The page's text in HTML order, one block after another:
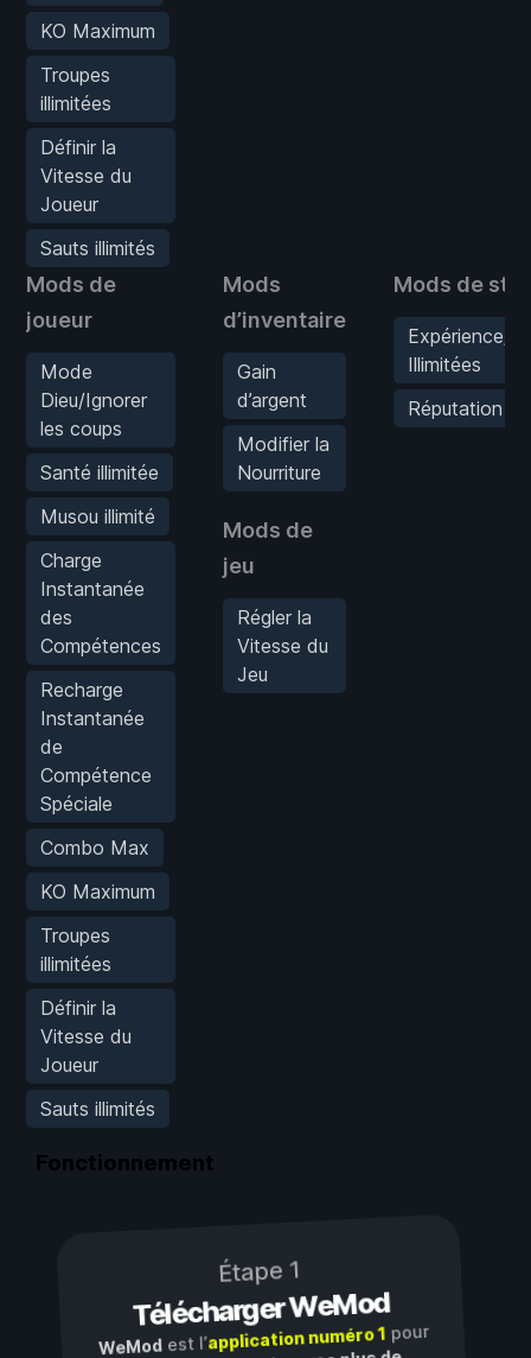
KO Maximum
Troupes
illimitées
Définir la
Vitesse du
Joueur
Sauts illimités
Mods de
joueur
Mode
Dieu/Ignorer
les coups
Santé illimitée
Musou illimité
Charge
Instantanée
des
Compétences
Recharge
Instantanée
de
Compétence
Spéciale
Combo Max
KO Maximum
Troupes
illimitées
Définir la
Vitesse du
Joueur
Sauts illimités
Mods
d’inventaire
Gain
d’argent
Modifier la
Nourriture
Mods de
jeu
Régler la
Vitesse du
Jeu
Mods de
Expérience/
Illimitées
Réputation
Fonctionnement
Étape 1
Télécharger WeMod
WeModest l’application numéro 1pour